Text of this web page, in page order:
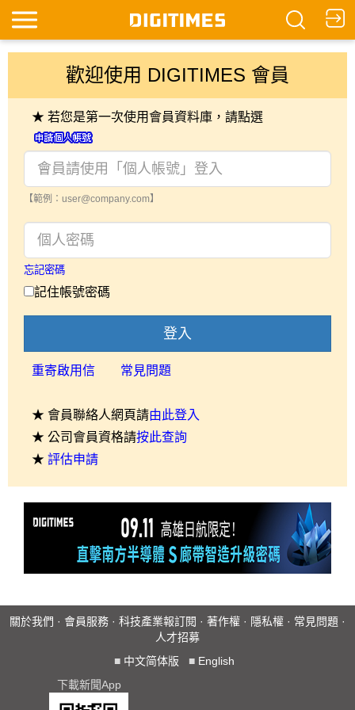
歡迎使用 DIGITIMES 會員
★ 若您是第一次使用會員資料庫，請點選
【範例：user@company.com】
忘記密碼
記住帳號密碼
登入
重寄啟用信 常見問題
★ 會員聯絡人網頁請由此登入
★ 公司會員資格請按此查詢
★ 評估申請
關於我們 · 會員服務 · 科技產業報訂閱 · 著作權 · 隱私權 · 常見問題 ·
人才招募
■ 中文简体版 ■ English
下載新聞App